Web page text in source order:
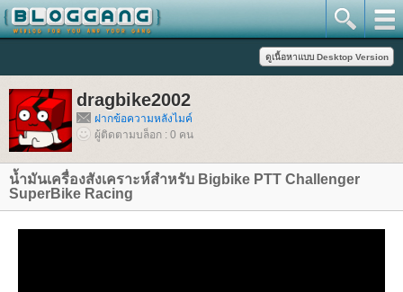
dragbike2002
ฝากข้อความหลังไมค์
ผู้ติดตามบล็อก : 0 คน
น้ำมันเครื่องสังเคราะห์สำหรับ Bigbike PTT Challenger
SuperBike Racing